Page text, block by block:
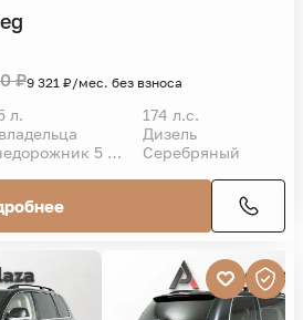
₽9 321 ₽/мес. без взноса
л.
174 л.с.
Дизель
Внедорожник 5 дв. Серебряный